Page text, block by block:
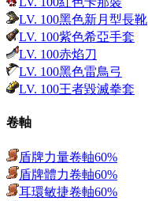
LV. 100黑色新月型長靴
LV. 100紫色希亞手套
LV. 100赤焰刀
LV. 100黑色雷鳥弓
LV. 100王者毀滅拳套
卷軸
盾牌力量卷軸60%
盾牌體力卷軸60%
耳環敏捷卷軸60%